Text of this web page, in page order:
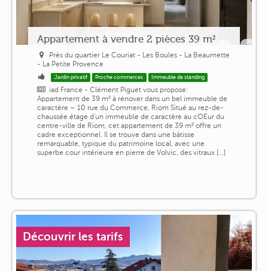
Appartement à vendre 2 pièces 39 m²
Près du quartier Le Couriat - Les Boules - La Beaumette
- La Petite Provence
Jardin privatif Proche commerces Immeuble de standing
iad France - Clément Piguet vous propose:
Appartement de 39 m² à rénover dans un bel immeuble de
caractère – 10 rue du Commerce, Riom Situé au rez-de-
chaussée étage d'un immeuble de caractère au cOEur du
centre-ville de Riom, cet appartement de 39 m² offre un
cadre exceptionnel. Il se trouve dans une bâtisse
remarquable, typique du patrimoine local, avec une
superbe cour intérieure en pierre de Volvic, des vitraux [...]
Découvrir les tarifs